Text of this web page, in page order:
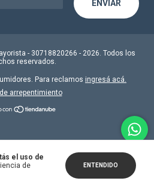
el uso de
de
ENTENDIDO
- 30718820266 - 2026. Todos los
reservados.
Para reclamos ingresá acá.
arrepentimiento